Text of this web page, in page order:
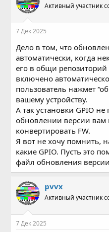
Активный участник
7 Дек 2025
Дело в том, что
автоматически, когда
его в общи репозиторий
включено
пользователь нажмет
вашему устройству.
А так установки GPIO
обновлении версии вам
конвертировать FW.
Я вот не хочу помнить,
какие GPIO. Пусть это
файл обновления
pvvx
Активный участник
7 Дек 2025